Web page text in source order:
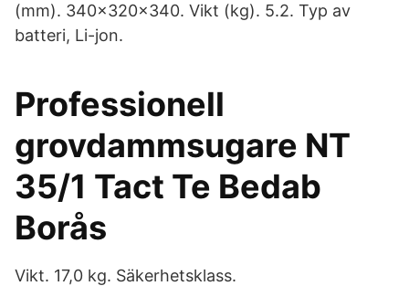
(mm). 340x320x340. Vikt (kg). 5.2. Typ av
batteri, Li-jon.
Professionell
grovdammsugare NT
35/1 Tact Te Bedab
Borås
Vikt. 17,0 kg. Säkerhetsklass.